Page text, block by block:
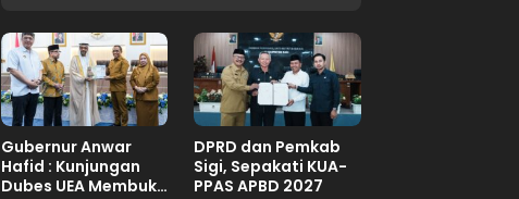
Gubernur Anwar
Hafid : Kunjungan
Dubes UEA Membuka
DPRD dan Pemkab
Sigi, Sepakati KUA-
PPAS APBD 2027